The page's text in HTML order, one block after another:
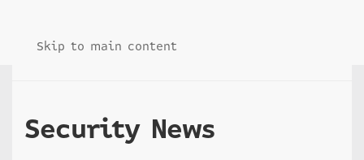
Skip to main content
Security News